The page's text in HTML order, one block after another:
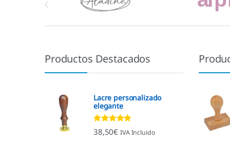
Productos Destacados
Lacre personalizado
elegante
Valorado con
4.92de 5
38,50€ IVA Incluido